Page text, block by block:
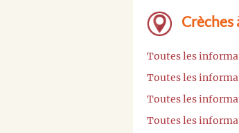
Crèches
Toutes les
Toutes les
Toutes les
Toutes les